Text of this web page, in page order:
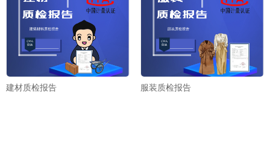
建材质检报告 服装质检报告